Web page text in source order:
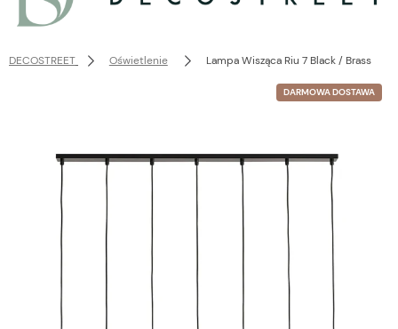
Załóż konto
Wybierz coś dla siebie z naszej aktualnej oferty lub
zaloguj się, aby przywrócić dodane produkty do listy
DECOSTREET Oświetlenie Lampa Wisząca Riu 7 Black / Brass
DARMOWA DOSTAWA